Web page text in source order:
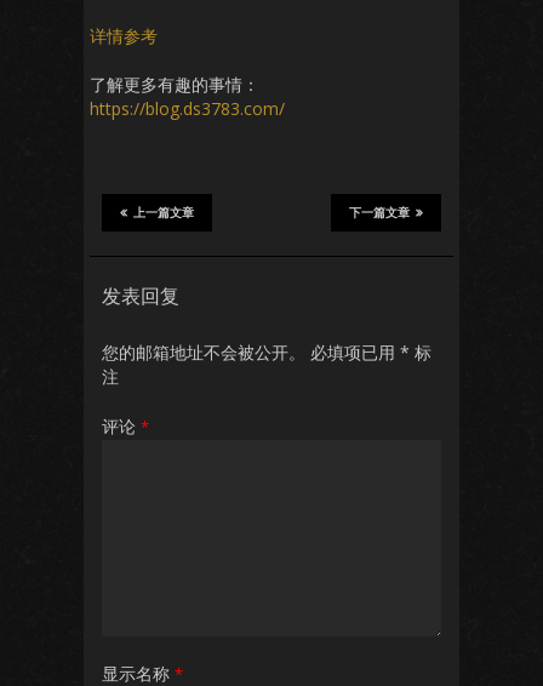
详情参考
了解更多有趣的事情：
https://blog.ds3783.com/
下一篇文章
上一篇文章
发表回复
您的邮箱地址不会被公开。 必填项已用 * 标
注
评论 *
显示名称 *